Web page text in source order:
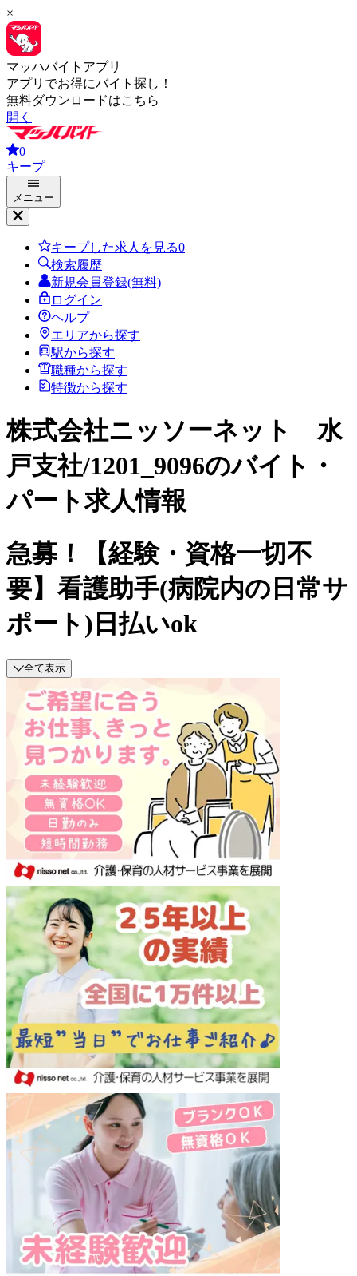
×
マッハバイトアプリ
アプリでお得にバイト探し！
無料ダウンロードはこちら
開く
0
キープ
メニュー
キープした求人を見る0
検索履歴
新規会員登録(無料)
ログイン
ヘルプ
エリアから探す
駅から探す
職種から探す
特徴から探す
株式会社ニッソーネット 水
戸支社/1201_9096のバイト・
パート求人情報
急募！【経験・資格一切不
要】看護助手(病院内の日常サ
ポート)日払いok
全て表示